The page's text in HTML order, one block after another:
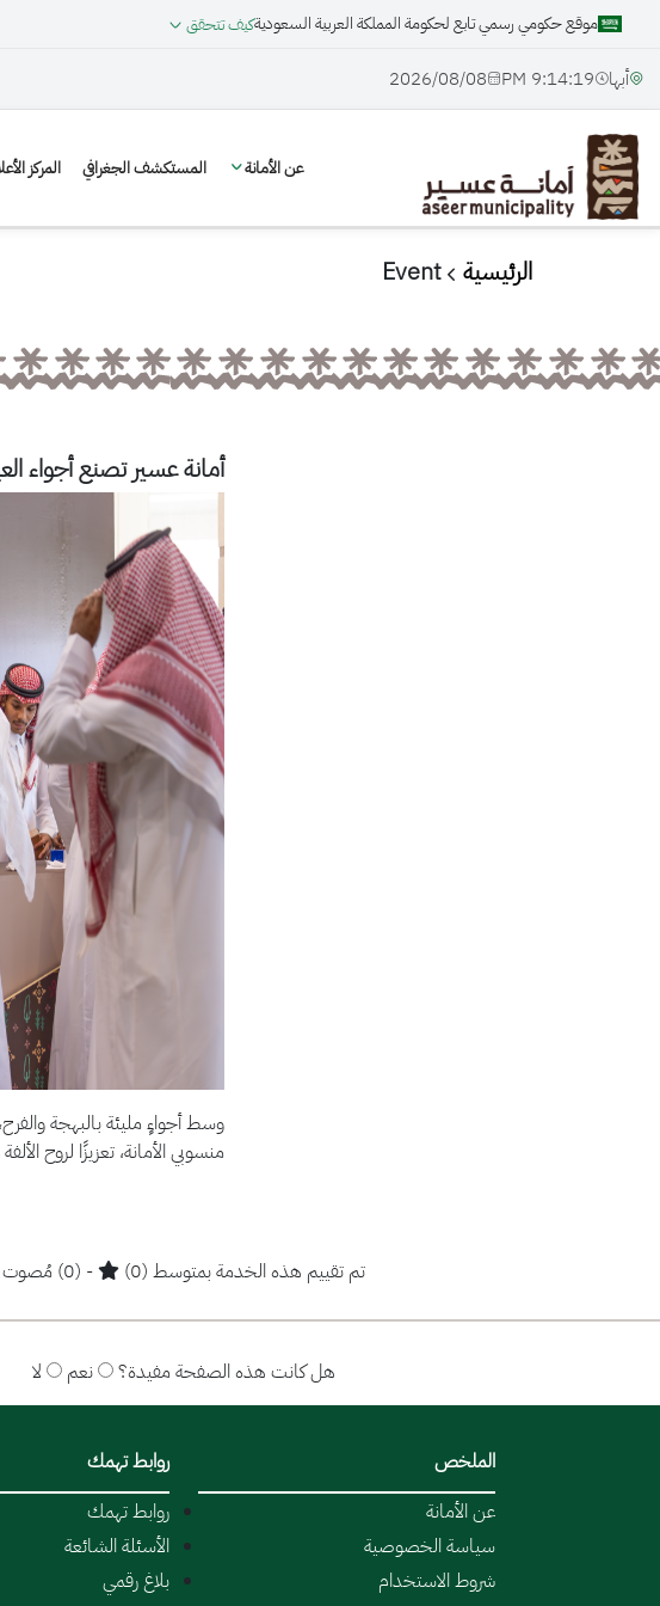
موقع حكومي رسمي تابع لحكومة المملكة العربية السعوديةكيف تتحقق
أبها 9:14:20 PM
08‏/08‏/2026
عن الأمانة المستكشف الجغرافي المركز
الرئيسية Event
أمانة عسير تصنع أجواء
وسط أجواءٍ مليئة بالبهجة
منسوبي الأمانة، تعزيزًا لروح
تم تقييم هذه الخدمة بمتوسط (0) - (0) مُصوت
هل كانت هذه الصفحة مفيدة؟ نعم لا
الملخص
عن الأمانة
سياسة الخصوصية
شروط الاستخدام
روابط تهمك
روابط تهمك
الأسئلة الشائعة
بلاغ رقمي